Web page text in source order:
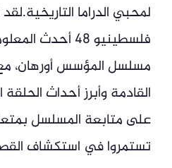
لمحبي الدراما
فلسطينيو 48
مسلسل المؤسس أورهان،
القادمة وأبرز أحداث
على متابعة المسلسل
تستمروا في استكشاف